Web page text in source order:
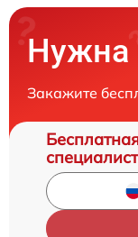
Нужна
Закажите